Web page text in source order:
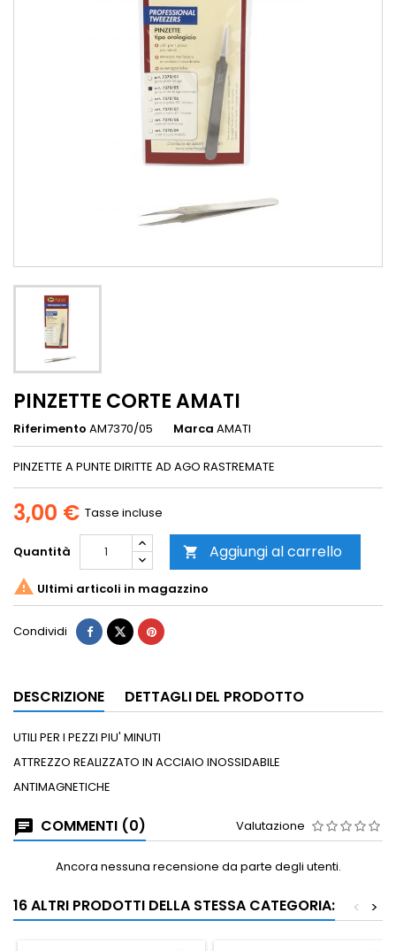
PINZETTE CORTE AMATI
Riferimento AM7370/05 Marca AMATI
PINZETTE A PUNTE DIRITTE AD AGO RASTREMATE
3,00 € Tasse incluse
Quantità  Aggiungi al carrello
 Ultimi articoli in magazzino
Condividi
DESCRIZIONE DETTAGLI DEL PRODOTTO
UTILI PER I PEZZI PIU' MINUTI
ATTREZZO REALIZZATO IN ACCIAIO INOSSIDABILE
ANTIMAGNETICHE
COMMENTI (0) Valutazione
Ancora nessuna recensione da parte degli utenti.
16 ALTRI PRODOTTI DELLA STESSA CATEGORIA: >
<